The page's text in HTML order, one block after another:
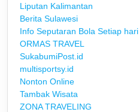
Liputan Kalimantan
Berita Sulawesi
Info Seputaran Bola Setiap hari
ORMAS TRAVEL
SukabumiPost.id
multisportsy.id
Nonton Online
Tambak Wisata
ZONA TRAVELING